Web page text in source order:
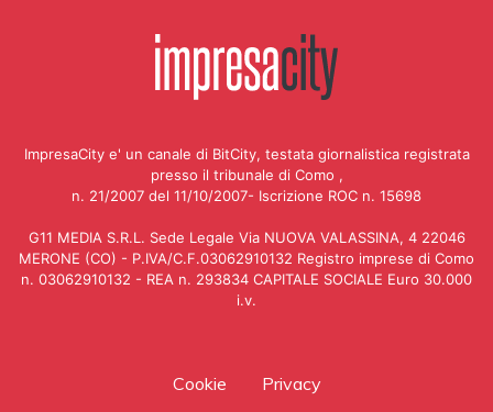
ImpresaCity e' un canale di BitCity, testata giornalistica registrata
presso il tribunale di Como ,
n. 21/2007 del 11/10/2007- Iscrizione ROC n. 15698
G11 MEDIA S.R.L. Sede Legale Via NUOVA VALASSINA, 4 22046
MERONE (CO) - P.IVA/C.F.03062910132 Registro imprese di Como
n. 03062910132 - REA n. 293834 CAPITALE SOCIALE Euro 30.000
i.v.
Cookie Privacy